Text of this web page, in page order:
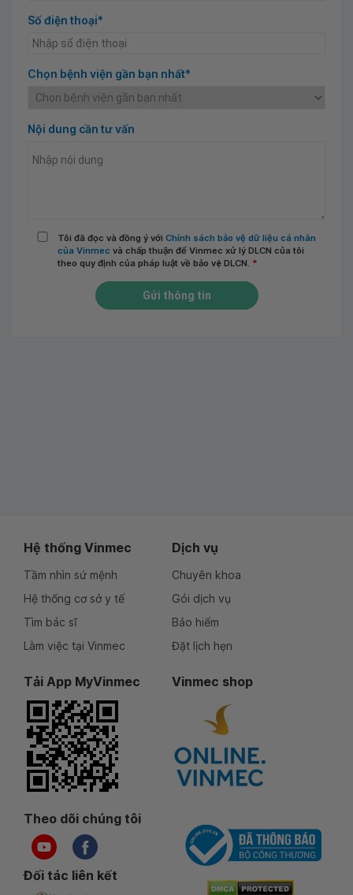
Số điện thoại*
Chọn bệnh viện gần bạn nhất*
Nội dung cần tư vấn
Tôi đã đọc và đồng ý với Chính sách bảo vệ dữ liệu cá nhân
của Vinmec và chấp thuận để Vinmec xử lý DLCN của tôi
theo quy định của pháp luật về bảo vệ DLCN. *
Gửi thông tin
Hệ thống Vinmec
Tầm nhìn sứ mệnh
Hệ thống cơ sở y tế
Tìm bác sĩ
Làm việc tại Vinmec
Dịch vụ
Chuyên khoa
Gói dịch vụ
Bảo hiểm
Đặt lịch hẹn
Tải App MyVinmec Vinmec shop
Theo dõi chúng tôi
Đối tác liên kết